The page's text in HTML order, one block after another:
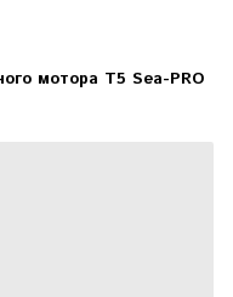
мотора T5 Sea-PRO